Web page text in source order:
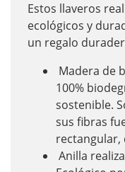
Estos llaveros
ecológicos y
un regalo
Madera de
100%
sostenible.
sus fibras
rectangular,
Anilla